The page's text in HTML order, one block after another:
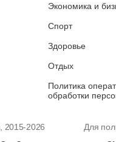
Экономика и
Спорт
Здоровье
Отдых
Политика
обработки
2015-2026
Для